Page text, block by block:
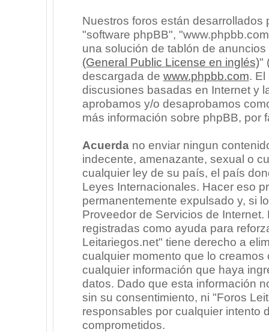
Nuestros foros están
"software phpBB",
una solución de tablón de
(General Public License en inglés)"
descargada de www.phpbb.com. El
discusiones basadas en Internet y
aprobamos y/o desaprobamos
más información sobre phpBB, por
Acuerdano enviar ningun
indecente, amenazante, sexual o
cualquier ley de su país, el país
Leyes Internacionales. Hacer eso
permanentemente expulsado y, si
Proveedor de Servicios de
registradas como ayuda para
Leitariegos.net" tiene derecho a
cualquier momento que lo
cualquier información que haya
datos. Dado que esta información
sin su consentimiento, ni "Foros
responsables por cualquier intento
comprometidos.